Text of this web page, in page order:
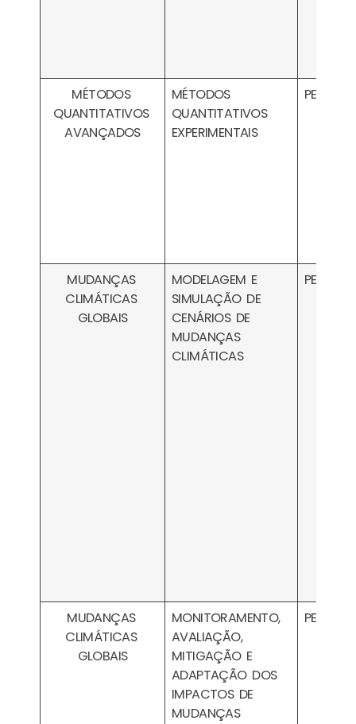
MÉTODOS
QUANTITATIVOS
AVANÇADOS
MÉTODOS
QUANTITATIVOS
EXPERIMENTAIS
MUDANÇAS
CLIMÁTICAS
GLOBAIS
MODELAGEM E
SIMULAÇÃO DE
CENÁRIOS DE
MUDANÇAS
CLIMÁTICAS
MUDANÇAS
CLIMÁTICAS
GLOBAIS
MONITORAMENTO,
AVALIAÇÃO,
MITIGAÇÃO E
ADAPTAÇÃO DOS
IMPACTOS DE
MUDANÇAS